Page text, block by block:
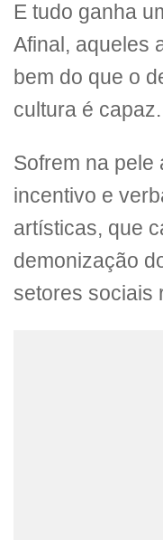
E tudo ganha
Afinal, aqueles
bem do que o
cultura é capaz.
Sofrem na pele
incentivo e
artísticas, que
demonização
setores sociais